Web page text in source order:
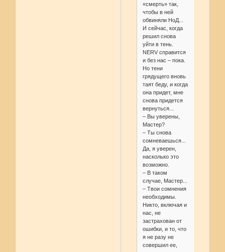
«смерть» так,
чтобы в ней
обвиняли НоД...
И сейчас, когда
решил снова
уйти в тень.
NERV справится
и без нас – пока.
Но тени
грядущего вновь
таят беду, и когда
она придет, мне
снова придется
вернуться...
– Вы уверены,
Мастер?
– Ты снова
сомневаешься...
Да, я уверен,
насколько это
возможно.
– В таком
случае, Мастер...
– Твои сомнения
необходимы.
Никто, включая и
нас, не
застрахован от
ошибки, и то, что
я не разу не
совершил ее,